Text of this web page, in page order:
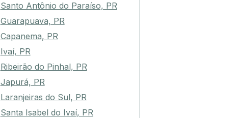
Santo Antônio do Paraíso, PR
Guarapuava, PR
Capanema, PR
Ivaí, PR
Ribeirão do Pinhal, PR
Japurá, PR
Laranjeiras do Sul, PR
Santa Isabel do Ivaí, PR